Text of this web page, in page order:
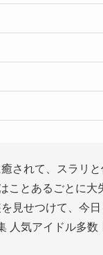
されて、スラリと
ことあるごとに大
見せつけて、今日
人気アイドル多数